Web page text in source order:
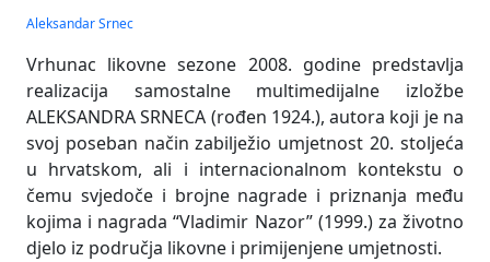
Aleksandar Srnec
Vrhunac likovne sezone 2008. godine predstavlja
realizacija samostalne multimedijalne izložbe
ALEKSANDRA SRNECA (rođen 1924.), autora koji je na
svoj poseban način zabilježio umjetnost 20. stoljeća
u hrvatskom, ali i internacionalnom kontekstu o
čemu svjedoče i brojne nagrade i priznanja među
kojima i nagrada “Vladimir Nazor” (1999.) za životno
djelo iz područja likovne i primijenjene umjetnosti.